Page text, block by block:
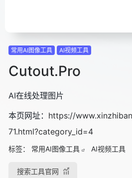
常用AI图像工具 AI视频工具
Cutout.Pro
AI在线处理图片
本页网址： https://
71.html?category_id=4
标签： 常用AI图像工具 AI视频工具
搜索工具官网